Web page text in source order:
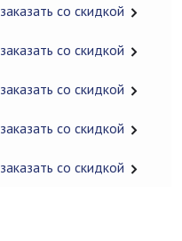
заказать со скидкой
заказать со скидкой
заказать со скидкой
заказать со скидкой
заказать со скидкой